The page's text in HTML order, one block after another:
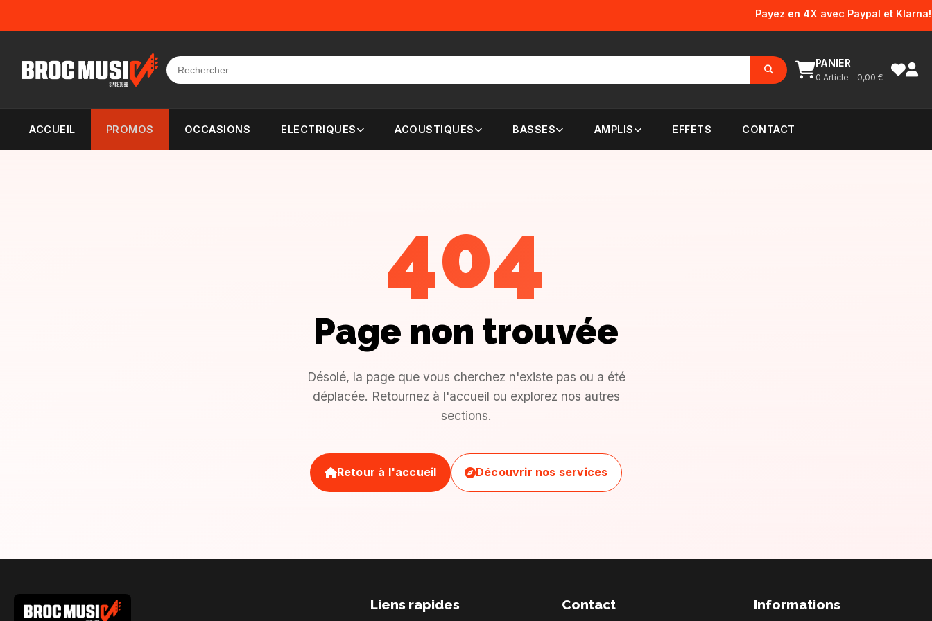
Payez en 4X avec Paypal et
PANIER
0 Article - 0,00 €
ACCUEIL PROMOS OCCASIONS ELECTRIQUES ACOUSTIQUES BASSES AMPLIS EFFETS CONTACT
404
Page non trouvée
Désolé, la page que vous cherchez n'existe pas ou a été
déplacée. Retournez à l'accueil ou explorez nos autres
sections.
Retour à l'accueil Découvrir nos services
Liens rapides Contact Informations